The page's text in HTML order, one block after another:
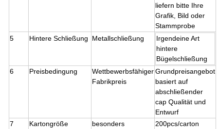
liefern bitte Ihre
Grafik, Bild oder
Stammprobe
5
Hintere Schließung Metallschließung
Irgendeine Art
hintere
Bügelschließung
6
Preisbedingung
Wettbewerbsfähiger
Fabrikpreis
Grundpreisangebot
basiert auf
abschließender
cap Qualität und
Entwurf
7
Kartongröße
besonders
200pcs/carton